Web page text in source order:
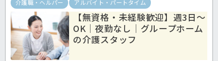
介護職・ヘルパー アルバイト・パートタイム
【無資格・未経験歓迎】週3日～
OK｜夜勤なし｜グループホーム
の介護スタッフ